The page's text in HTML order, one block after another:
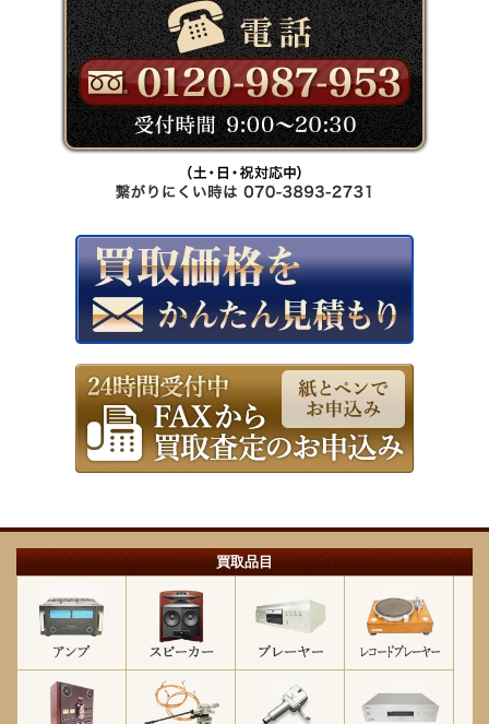
買取品目